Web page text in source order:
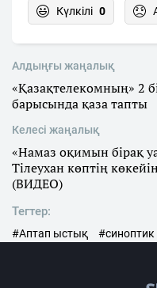
Күлкілі 0
Алдыңғы жаңалық
«Қазақтелекомның» 2
барысында қаза тапты
Келесі жаңалық
«Намаз оқимын бірақ
Тілеухан көптің
(ВИДЕО)
Тегтер:
#Аптап ыстық #синоптик